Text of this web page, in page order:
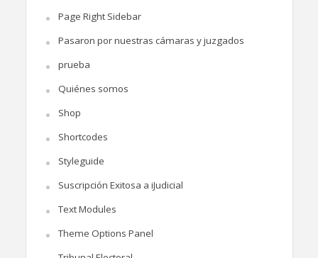
Page Right Sidebar
Pasaron por nuestras cámaras y juzgados
prueba
Quiénes somos
Shop
Shortcodes
Styleguide
Suscripción Exitosa a iJudicial
Text Modules
Theme Options Panel